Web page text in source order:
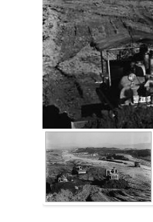
이
전
사
진
보
기
다
음
사
진
보
기
이
다